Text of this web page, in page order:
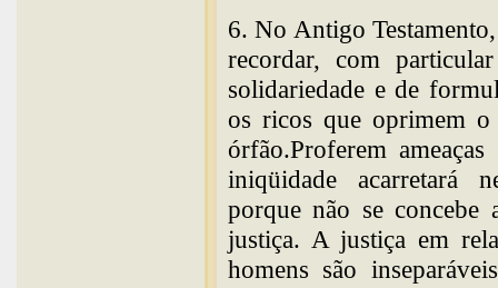
6. No Antigo
recordar, com
solidariedade e de
os ricos que oprimem
órfão.Proferem
iniqüidade acarretará
porque não se
justiça. A justiça em
homens são